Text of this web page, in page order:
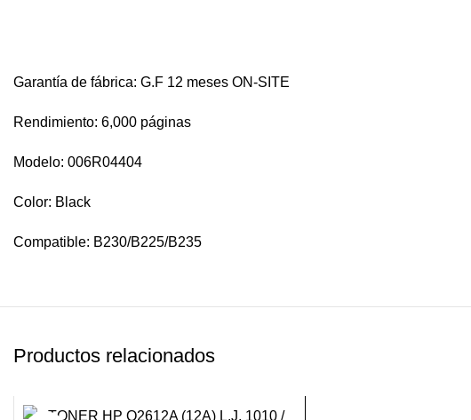
Garantía de fábrica: G.F 12 meses ON-SITE
Rendimiento: 6,000 páginas
Modelo: 006R04404
Color: Black
Compatible: B230/B225/B235
Productos relacionados